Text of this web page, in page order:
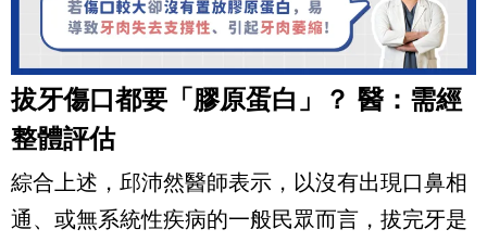
拔牙傷口都要「膠原蛋白」？ 醫：需經
整體評估
綜合上述，邱沛然醫師表示，以沒有出現口鼻相
通、或無系統性疾病的一般民眾而言，拔完牙是